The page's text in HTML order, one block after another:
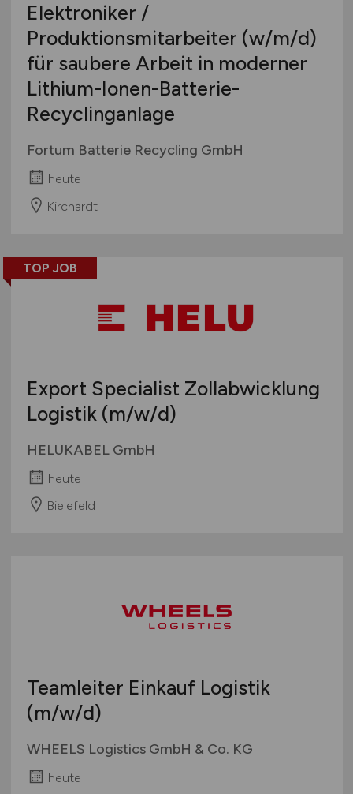
Elektroniker /
Produktionsmitarbeiter (w/m/d)
für saubere Arbeit in moderner
Lithium-Ionen-Batterie-
Recyclinganlage
Fortum Batterie Recycling GmbH
heute
Kirchardt
TOP JOB
Export Specialist Zollabwicklung
Logistik (m/w/d)
HELUKABEL GmbH
heute
Bielefeld
Teamleiter Einkauf Logistik
(m/w/d)
WHEELS Logistics GmbH & Co. KG
heute